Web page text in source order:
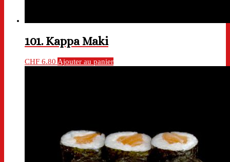
101. Kappa Maki
CHF 6.80 Ajouter au panier